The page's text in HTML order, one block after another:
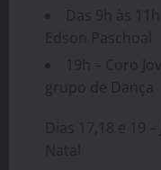
Das 9h às
Edson Paschoal
19h – Coro
grupo de Dança
Dias 17,18 e 19
Natal